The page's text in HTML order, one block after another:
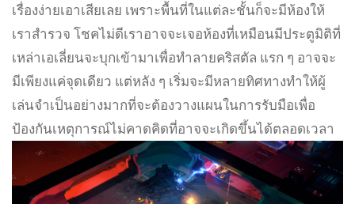
เรื่องง่ายเอาเสียเลย เพราะพื้นที่ในแต่ละชั้นก็จะมีห้องให้
เราสำรวจ โชคไม่ดีเราอาจจะเจอห้องที่เหมือนมีประตูมิติที่
เหล่าเอเลี่ยนจะบุกเข้ามาเพื่อทำลายคริสตัล แรก ๆ อาจจะ
มีเพียงแค่จุดเดียว แต่หลัง ๆ เริ่มจะมีหลายทิศทางทำให้ผู้
เล่นจำเป็นอย่างมากที่จะต้องวางแผนในการรับมือเพื่อ
ป้องกันเหตุการณ์ไม่คาดคิดที่อาจจะเกิดขึ้นได้ตลอดเวลา